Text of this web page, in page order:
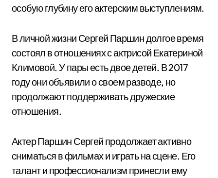
особую глубину его актерским выступлениям.
В личной жизни Сергей Паршин долгое время
состоял в отношениях с актрисой Екатериной
Климовой. У пары есть двое детей. В 2017
году они объявили о своем разводе, но
продолжают поддерживать дружеские
отношения.
Актер Паршин Сергей продолжает активно
сниматься в фильмах и играть на сцене. Его
талант и профессионализм принесли ему